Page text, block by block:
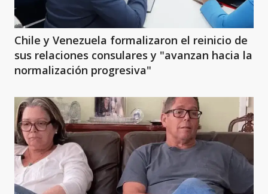
Chile y Venezuela formalizaron el reinicio de
sus relaciones consulares y "avanzan hacia la
normalización progresiva"